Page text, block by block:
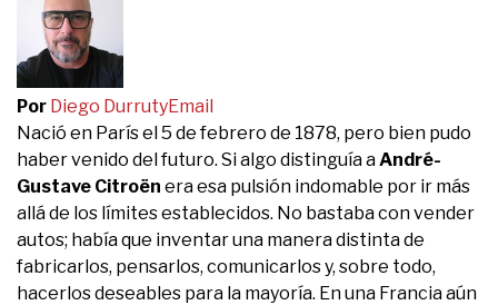
Por Diego DurrutyEmail
Nació en París el 5 de febrero de 1878, pero bien pudo
haber venido del futuro. Si algo distinguía a André-
Gustave Citroën era esa pulsión indomable por ir más
allá de los límites establecidos. No bastaba con vender
autos; había que inventar una manera distinta de
fabricarlos, pensarlos, comunicarlos y, sobre todo,
hacerlos deseables para la mayoría. En una Francia aún